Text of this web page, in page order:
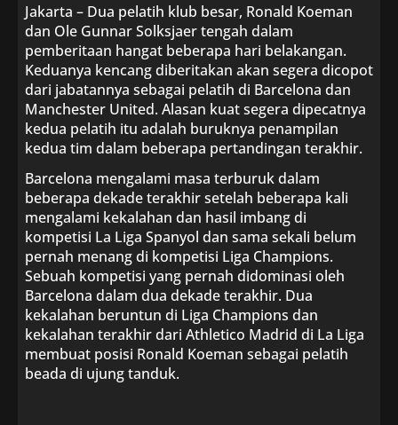
Jakarta – Dua pelatih klub besar, Ronald Koeman
dan Ole Gunnar Solksjaer tengah dalam
pemberitaan hangat beberapa hari belakangan.
Keduanya kencang diberitakan akan segera dicopot
dari jabatannya sebagai pelatih di Barcelona dan
Manchester United. Alasan kuat segera dipecatnya
kedua pelatih itu adalah buruknya penampilan
kedua tim dalam beberapa pertandingan terakhir.
Barcelona mengalami masa terburuk dalam
beberapa dekade terakhir setelah beberapa kali
mengalami kekalahan dan hasil imbang di
kompetisi La Liga Spanyol dan sama sekali belum
pernah menang di kompetisi Liga Champions.
Sebuah kompetisi yang pernah didominasi oleh
Barcelona dalam dua dekade terakhir. Dua
kekalahan beruntun di Liga Champions dan
kekalahan terakhir dari Athletico Madrid di La Liga
membuat posisi Ronald Koeman sebagai pelatih
beada di ujung tanduk.